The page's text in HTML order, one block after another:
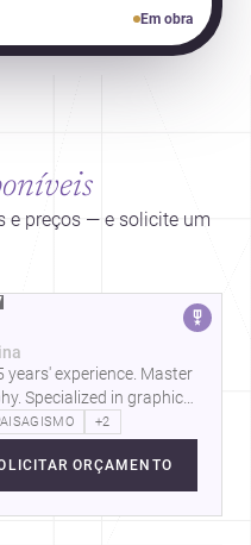
Em obra
e preços — e solicite um
experience. Master
Specialized in graphic
+2
ORÇAMENTO